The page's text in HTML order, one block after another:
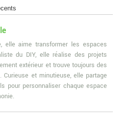
elle aime transformer les espaces
du DIY, elle réalise des projets
extérieur et trouve toujours des
Curieuse et minutieuse, elle partage
pour personnaliser chaque espace